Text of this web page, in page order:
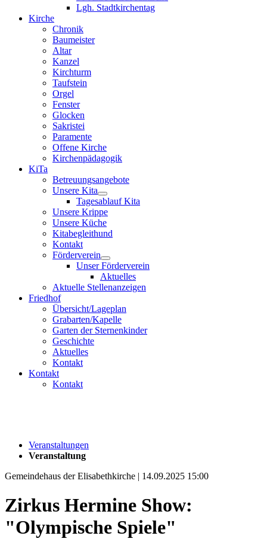
Lgh. Stadtkirchentag
Kirche
Chronik
Baumeister
Altar
Kanzel
Kirchturm
Taufstein
Orgel
Fenster
Glocken
Sakristei
Paramente
Offene Kirche
Kirchenpädagogik
KiTa
Betreuungsangebote
Unsere Kita
Tagesablauf Kita
Unsere Krippe
Unsere Küche
Kitabegleithund
Kontakt
Förderverein
Unser Förderverein
Aktuelles
Aktuelle Stellenanzeigen
Friedhof
Übersicht/Lageplan
Grabarten/Kapelle
Garten der Sternenkinder
Geschichte
Aktuelles
Kontakt
Kontakt
Kontakt
Veranstaltungen
Veranstaltung
Gemeindehaus der Elisabethkirche | 14.09.2025 15:00
Zirkus Hermine Show:
"Olympische Spiele"